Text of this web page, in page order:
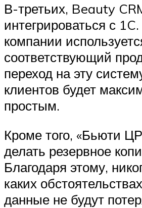
В-третьих, Beauty
интегрироваться с
компании
соответствующий
переход на эту
клиентов будет
простым.
Кроме того, «Бьюти
делать резервное
Благодаря этому,
каких
данные не будут